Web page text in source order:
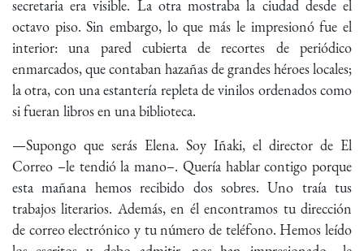
secretaria era visible. La otra mostraba la ciudad desde el
octavo piso. Sin embargo, lo que más le impresionó fue el
interior: una pared cubierta de recortes de periódico
enmarcados, que contaban hazañas de grandes héroes locales;
la otra, con una estantería repleta de vinilos ordenados como
si fueran libros en una biblioteca.
—Supongo que serás Elena. Soy Iñaki, el director de El
Correo –le tendió la mano–. Quería hablar contigo porque
esta mañana hemos recibido dos sobres. Uno traía tus
trabajos literarios. Además, en él encontramos tu dirección
de correo electrónico y tu número de teléfono. Hemos leído